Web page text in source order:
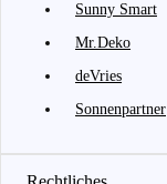
Sunny Smart
Mr.Deko
deVries
Sonnenpartner